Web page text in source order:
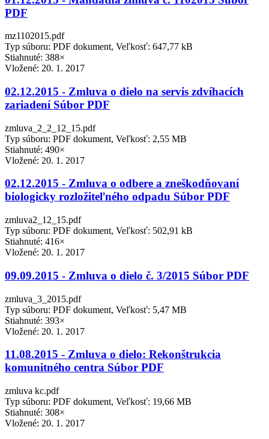
PDF
mz1102015.pdf
Typ súboru: PDF dokument, Veľkosť: 647,77 kB
Stiahnuté: 388×
Vložené: 20. 1. 2017
02.12.2015 - Zmluva o dielo na servis zdvíhacích
zariadení Súbor PDF
zmluva_2_2_12_15.pdf
Typ súboru: PDF dokument, Veľkosť: 2,55 MB
Stiahnuté: 490×
Vložené: 20. 1. 2017
02.12.2015 - Zmluva o odbere a zneškodňovaní
biologicky rozložiteľného odpadu Súbor PDF
zmluva2_12_15.pdf
Typ súboru: PDF dokument, Veľkosť: 502,91 kB
Stiahnuté: 416×
Vložené: 20. 1. 2017
09.09.2015 - Zmluva o dielo č. 3/2015 Súbor PDF
zmluva_3_2015.pdf
Typ súboru: PDF dokument, Veľkosť: 5,47 MB
Stiahnuté: 393×
Vložené: 20. 1. 2017
11.08.2015 - Zmluva o dielo: Rekonštrukcia
komunitného centra Súbor PDF
zmluva kc.pdf
Typ súboru: PDF dokument, Veľkosť: 19,66 MB
Stiahnuté: 308×
Vložené: 20. 1. 2017